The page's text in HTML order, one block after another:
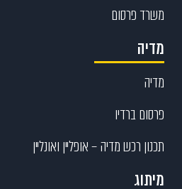
משרד פרסום
מדיה
מדיה
פרסום ברדיו
תכנון רכש מדיה – אופליין ואונליין
מיתוג